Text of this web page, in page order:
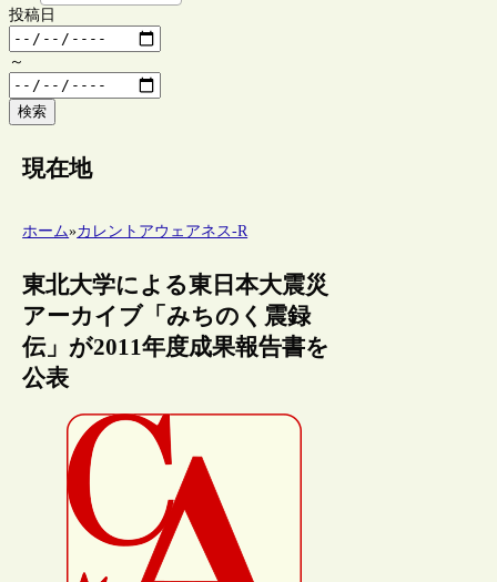
投稿日
～
検索
現在地
ホーム»カレントアウェアネス-R
東北大学による東日本大震災
アーカイブ「みちのく震録
伝」が2011年度成果報告書を
公表